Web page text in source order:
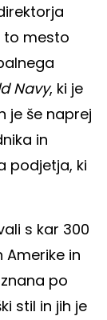
to mesto
Navy, ki je
je še naprej
in
podjetja, ki
s kar 300
Amerike in
po
stil in jih je